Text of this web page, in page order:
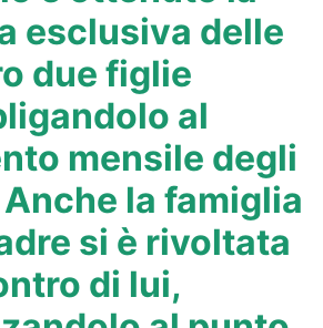
esclusiva delle
due figlie
al
mensile degli
la famiglia
si è rivoltata
di lui,